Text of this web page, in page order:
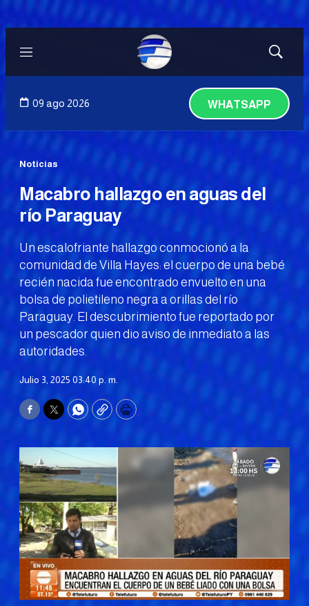
Menú
Mostrar
09 ago 2026 WHATSAPP
Noticias
Macabro hallazgo en aguas del
río Paraguay
Un escalofriante hallazgo conmocionó a la
comunidad de Villa Hayes: el cuerpo de una bebé
recién nacida fue encontrado envuelto en una
bolsa de polietileno negra a orillas del río
Paraguay. El descubrimiento fue reportado por
un pescador quien dio aviso de inmediato a las
autoridades.
Julio 3, 2025 03:40 p. m.
Facebook
TwitterWhatsApp
CopyPrint